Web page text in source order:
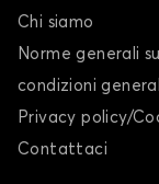
Chi siamo
Norme generali
condizioni
Privacy policy/
Contattaci